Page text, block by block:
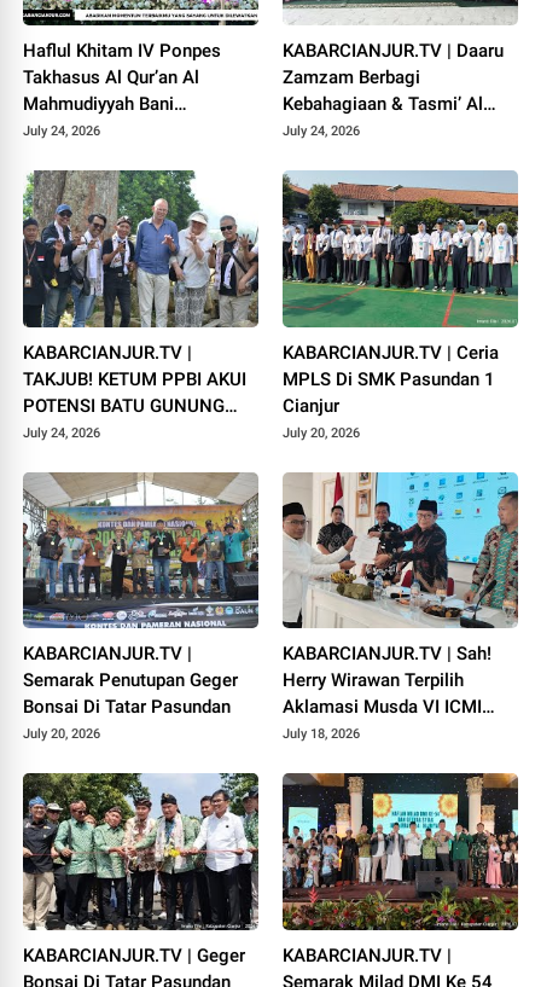
Haflul Khitam IV Ponpes
Takhasus Al Qur’an Al
Mahmudiyyah Bani
Suparman Assatinem
July 24, 2026
KABARCIANJUR.TV | Daaru
Zamzam Berbagi
Kebahagiaan & Tasmi’ Al
Qur’an Sambut Muharram
July 24, 2026
KABARCIANJUR.TV |
TAKJUB! KETUM PPBI AKUI
POTENSI BATU GUNUNG
PADANG
July 24, 2026
KABARCIANJUR.TV | Ceria
MPLS Di SMK Pasundan 1
Cianjur
July 20, 2026
KABARCIANJUR.TV |
Semarak Penutupan Geger
Bonsai Di Tatar Pasundan
July 20, 2026
KABARCIANJUR.TV | Sah!
Herry Wirawan Terpilih
Aklamasi Musda VI ICMI
Orda Cianjur
July 18, 2026
KABARCIANJUR.TV | Geger
Bonsai Di Tatar Pasundan
KABARCIANJUR.TV |
Semarak Milad DMI Ke 54